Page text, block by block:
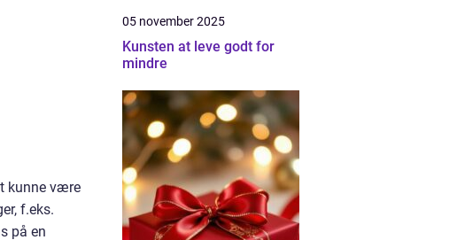
kunne være
f.eks.
på en
05 november 2025
Kunsten at leve godt for
mindre